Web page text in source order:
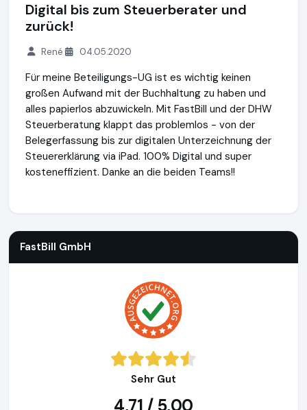
Digital bis zum Steuerberater und
zurück!
René 04.05.2020
Für meine Beteiligungs-UG ist es wichtig keinen
großen Aufwand mit der Buchhaltung zu haben und
alles papierlos abzuwickeln. Mit FastBill und der DHW
Steuerberatung klappt das problemlos - von der
Belegerfassung bis zur digitalen Unterzeichnung der
Steuererklärung via iPad. 100% Digital und super
kosteneffizient. Danke an die beiden Teams!!
FastBill GmbH
Sehr Gut